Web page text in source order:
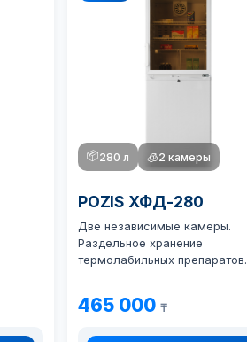
📦280 л 🧊2 камеры
POZIS ХФД-280
Две независимые камеры.
Раздельное хранение
термолабильных препаратов.
465 000 ₸